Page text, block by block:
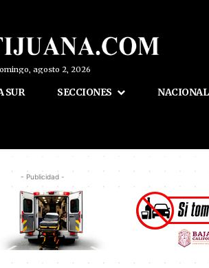
agosto 2, 2026
SUR SECCIONES NACIONAL
- Publicidad -